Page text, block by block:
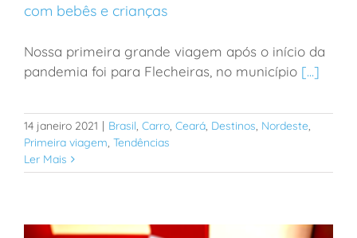
#TripReport: Flecheiras, paraíso no Ceará, com bebês
e crianças
com bebês e crianças
Nossa primeira grande viagem após o início da
pandemia foi para Flecheiras, no município [...]
14 janeiro 2021 | Brasil, Carro, Ceará, Destinos, Nordeste,
Primeira viagem, Tendências
Ler Mais